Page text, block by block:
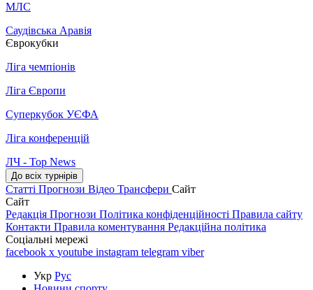
МЛС
Саудівська Аравія
Єврокубки
Ліга чемпіонів
Ліга Європи
Суперкубок УЄФА
Ліга конференцій
ЛЧ - Top News
До всіх турнірів
Статті Прогнози Відео Трансфери Сайт
Сайт
Редакція Прогнози Політика конфіденційності Правила сайту
Контакти Правила коментування Редакційна політика
Соціальні мережі
facebook x youtube instagram telegram viber
Укр Рус